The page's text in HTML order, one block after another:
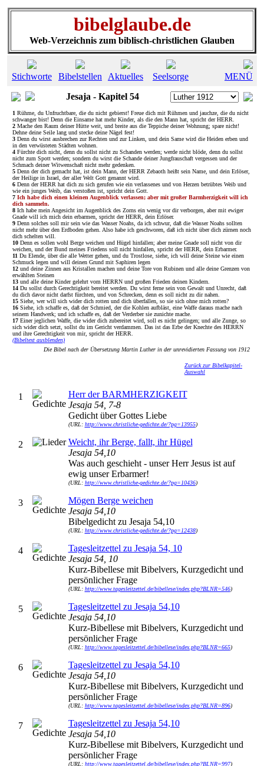
bibelglaube.de
Web-Verzeichnis zum biblisch-christlichen Glauben
Stichworte Bibelstellen Aktuelles Seelsorge
MENÜ
Jesaja - Kapitel 54
1 Rühme, du Unfruchtbare, die du nicht gebierst! Freue dich mit Rühmen und jauchze, die du nicht
schwanger bist! Denn die Einsame hat mehr Kinder, als die den Mann hat, spricht der HERR.
2 Mache den Raum deiner Hütte weit, und breite aus die Teppiche deiner Wohnung; spare nicht!
Dehne deine Seile lang und stecke deine Nägel fest!
3 Denn du wirst ausbrechen zur Rechten und zur Linken, und dein Same wird die Heiden erben und
in den verwüsteten Städten wohnen.
4 Fürchte dich nicht, denn du sollst nicht zu Schanden werden; werde nicht blöde, denn du sollst
nicht zum Spott werden; sondern du wirst die Schande deiner Jungfrauschaft vergessen und der
Schmach deiner Witwenschaft nicht mehr gedenken.
5 Denn der dich gemacht hat, ist dein Mann, der HERR Zebaoth heißt sein Name, und dein Erlöser,
der Heilige in Israel, der aller Welt Gott genannt wird.
6 Denn der HERR hat dich zu sich gerufen wie ein verlassenes und von Herzen betrübtes Weib und
wie ein junges Weib, das verstoßen ist, spricht dein Gott.
7 Ich habe dich einen kleinen Augenblick verlassen; aber mit großer Barmherzigkeit will ich
dich sammeln.
8 Ich habe mein Angesicht im Augenblick des Zorns ein wenig vor dir verborgen, aber mit ewiger
Gnade will ich mich dein erbarmen, spricht der HERR, dein Erlöser.
9 Denn solches soll mir sein wie das Wasser Noahs, da ich schwur, daß die Wasser Noahs sollten
nicht mehr über den Erdboden gehen. Also habe ich geschworen, daß ich nicht über dich zürnen noch
dich schelten will.
10 Denn es sollen wohl Berge weichen und Hügel hinfallen; aber meine Gnade soll nicht von dir
weichen, und der Bund meines Friedens soll nicht hinfallen, spricht der HERR, dein Erbarmer.
11 Du Elende, über die alle Wetter gehen, und du Trostlose, siehe, ich will deine Steine wie einen
Schmuck legen und will deinen Grund mit Saphiren legen
12 und deine Zinnen aus Kristallen machen und deine Tore von Rubinen und alle deine Grenzen von
erwählten Steinen
13 und alle deine Kinder gelehrt vom HERRN und großen Frieden deinen Kindern.
14 Du sollst durch Gerechtigkeit bereitet werden. Du wirst ferne sein von Gewalt und Unrecht, daß
du dich davor nicht darfst fürchten, und von Schrecken, denn es soll nicht zu dir nahen.
15 Siehe, wer will sich wider dich rotten und dich überfallen, so sie sich ohne mich rotten?
16 Siehe, ich schaffe es, daß der Schmied, der die Kohlen aufbläst, eine Waffe daraus mache nach
seinem Handwerk; und ich schaffe es, daß der Verderber sie zunichte mache.
17 Einer jeglichen Waffe, die wider dich zubereitet wird, soll es nicht gelingen; und alle Zunge, so
sich wider dich setzt, sollst du im Gericht verdammen. Das ist das Erbe der Knechte des HERRN
und ihre Gerechtigkeit von mir, spricht der HERR.
(Bibeltext ausblenden)
Die Bibel nach der Übersetzung Martin Luther in der unrevidierten Fassung von 1912
Zurück zur Bibelkapitel-
Auswahl
1
Herr der BARMHERZIGKEIT
Jesaja 54, 7-8
Gedicht über Gottes Liebe
(URL: http://www.christliche-gedichte.de/?pg=13955)
2
Weicht, ihr Berge, fallt, ihr Hügel
Jesaja 54,10
Was auch geschieht - unser Herr Jesus ist auf
ewig unser Erbarmer!
(URL: http://www.christliche-gedichte.de/?pg=10436)
3
Mögen Berge weichen
Jesaja 54,10
Bibelgedicht zu Jesaja 54,10
(URL: http://www.christliche-gedichte.de/?pg=12438)
4
Tagesleitzettel zu Jesaja 54, 10
Jesaja 54, 10
Kurz-Bibellese mit Bibelvers, Kurzgedicht und
persönlicher Frage
(URL: http://www.tagesleitzettel.de/bibellese/index.php?BLNR=546)
5
Tagesleitzettel zu Jesaja 54,10
Jesaja 54,10
Kurz-Bibellese mit Bibelvers, Kurzgedicht und
persönlicher Frage
(URL: http://www.tagesleitzettel.de/bibellese/index.php?BLNR=665)
6
Tagesleitzettel zu Jesaja 54,10
Jesaja 54,10
Kurz-Bibellese mit Bibelvers, Kurzgedicht und
persönlicher Frage
(URL: http://www.tagesleitzettel.de/bibellese/index.php?BLNR=896)
7
Tagesleitzettel zu Jesaja 54,10
Jesaja 54,10
Kurz-Bibellese mit Bibelvers, Kurzgedicht und
persönlicher Frage
(URL: http://www.tagesleitzettel.de/bibellese/index.php?BLNR=997)